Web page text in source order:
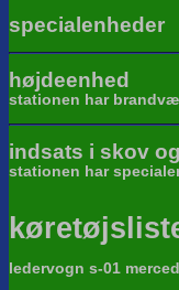
specialenheder
højdeenhed
stationen har
indsats i skov
stationen har
ledervogn s-01